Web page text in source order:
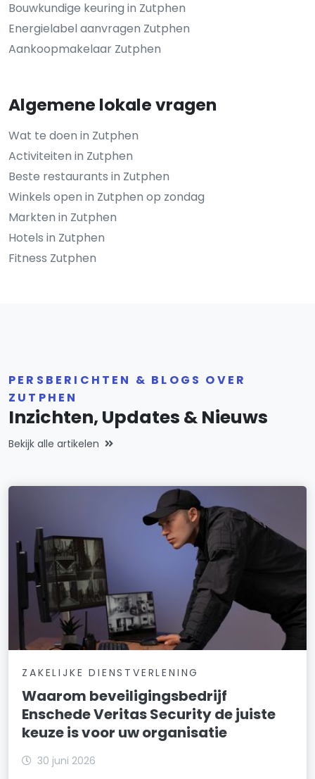
Bouwkundige keuring in Zutphen
Energielabel aanvragen Zutphen
Aankoopmakelaar Zutphen
Algemene lokale vragen
Wat te doen in Zutphen
Activiteiten in Zutphen
Beste restaurants in Zutphen
Winkels open in Zutphen op zondag
Markten in Zutphen
Hotels in Zutphen
Fitness Zutphen
PERSBERICHTEN & BLOGS OVER
ZUTPHEN
Inzichten, Updates & Nieuws
Bekijk alle artikelen
ZAKELIJKE DIENSTVERLENING
Waarom beveiligingsbedrijf
Enschede Veritas Security de juiste
keuze is voor uw organisatie
30 juni 2026